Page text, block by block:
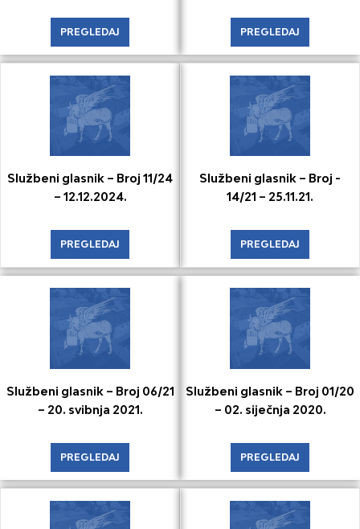
PREGLEDAJ PREGLEDAJ
Službeni glasnik – Broj 11/24
– 12.12.2024.
PREGLEDAJ
Službeni glasnik – Broj -
14/21 – 25.11.21.
PREGLEDAJ
Službeni glasnik – Broj 06/21
– 20. svibnja 2021.
PREGLEDAJ
Službeni glasnik – Broj 01/20
– 02. siječnja 2020.
PREGLEDAJ